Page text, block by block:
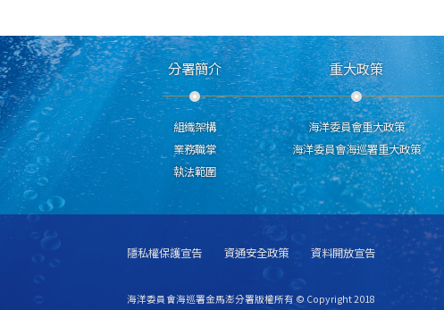
分署簡介
組織架構
業務職掌
執法範圍
重大政策
海洋委員會重大政策
海洋委員會海巡署重大政策
隱私權保護宣告 資通安全政策 資料開放宣告
海洋委員會海巡署金馬澎分署版權所有 © Copyright 2018